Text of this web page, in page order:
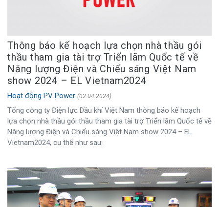
Thông báo kế hoạch lựa chọn nhà thầu gói
thầu tham gia tài trợ Triển lãm Quốc tế về
Năng lượng Điện và Chiếu sáng Việt Nam
show 2024 – EL Vietnam2024
Hoạt động PV Power (02.04.2024)
Tổng công ty Điện lực Dầu khí Việt Nam thông báo kế hoạch
lựa chọn nhà thầu gói thầu tham gia tài trợ Triển lãm Quốc tế về
Năng lượng Điện và Chiếu sáng Việt Nam show 2024 – EL
Vietnam2024, cụ thể như sau: